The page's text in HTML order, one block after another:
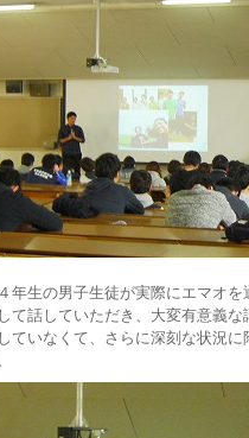
年生の男子生徒が実際にエマオ
て話していただき、大変有意義
ていなくて、さらに深刻な状況